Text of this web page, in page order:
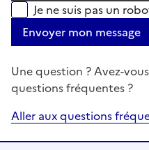
Je ne suis pas un
Envoyer mon message
Une question ? Avez-
questions fréquentes ?
Aller aux questions